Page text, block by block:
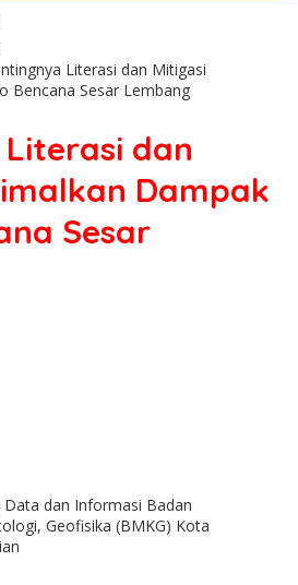
Literasi dan Mitigasi
Bencana Sesar Lembang
dan
Dampak
Sesar
dan Informasi Badan
Geofisika (BMKG) Kota